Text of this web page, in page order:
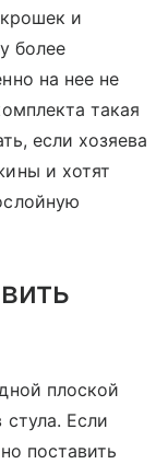
и
более
на нее не
такая
если хозяева
и хотят
плоской
Если
поставить